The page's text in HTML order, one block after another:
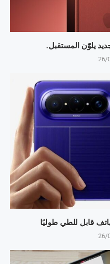
26/
قابل للطي طوليًا
26/